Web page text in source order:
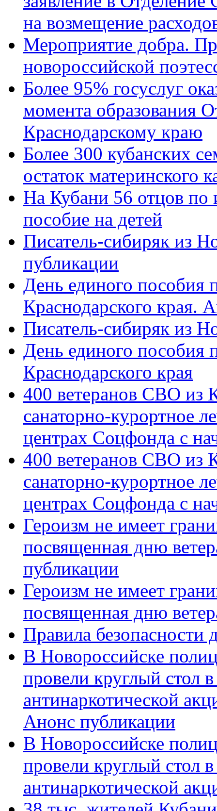
на возмещение
Мероприятие добра.
новороссийской
Более 95% госуслуг
момента образования
Краснодарскому краю
Более 300 кубанских
остаток материнского
На Кубани 56 отцов по
пособие на детей
Писатель-сибиряк из
публикации
День единого пособия
Краснодарского края.
Писатель-сибиряк из
День единого пособия
Краснодарского края
400 ветеранов СВО из
санаторно-курортное
центрах Соцфонда с
400 ветеранов СВО из
санаторно-курортное
центрах Соцфонда с
Героизм не имеет
посвященная дню
публикации
Героизм не имеет
посвященная дню
Правила безопасности
В Новороссийске
провели круглый стол
антинаркотической
Анонс публикации
В Новороссийске
провели круглый стол
антинаркотической